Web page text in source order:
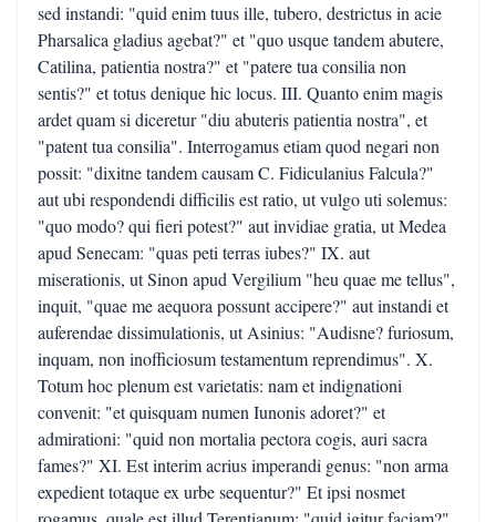
sed instandi: "quid enim tuus ille, tubero, destrictus in acie
Pharsalica gladius agebat?" et "quo usque tandem abutere,
Catilina, patientia nostra?" et "patere tua consilia non
sentis?" et totus denique hic locus. III. Quanto enim magis
ardet quam si diceretur "diu abuteris patientia nostra", et
"patent tua consilia". Interrogamus etiam quod negari non
possit: "dixitne tandem causam C. Fidiculanius Falcula?"
aut ubi respondendi difficilis est ratio, ut vulgo uti solemus:
"quo modo? qui fieri potest?" aut invidiae gratia, ut Medea
apud Senecam: "quas peti terras iubes?" IX. aut
miserationis, ut Sinon apud Vergilium "heu quae me tellus",
inquit, "quae me aequora possunt accipere?" aut instandi et
auferendae dissimulationis, ut Asinius: "Audisne? furiosum,
inquam, non inofficiosum testamentum reprendimus". X.
Totum hoc plenum est varietatis: nam et indignationi
convenit: "et quisquam numen Iunonis adoret?" et
admirationi: "quid non mortalia pectora cogis, auri sacra
fames?" XI. Est interim acrius imperandi genus: "non arma
expedient totaque ex urbe sequentur?" Et ipsi nosmet